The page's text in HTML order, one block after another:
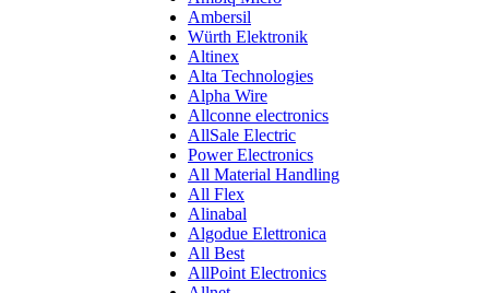
Ambersil
Würth Elektronik
Altinex
Alta Technologies
Alpha Wire
Allconne electronics
AllSale Electric
Power Electronics
All Material Handling
All Flex
Alinabal
Algodue Elettronica
All Best
AllPoint Electronics